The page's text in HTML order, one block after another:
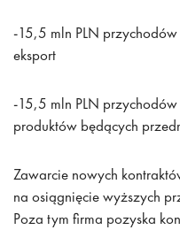
-15,5 mln PLN
eksport
-15,5 mln PLN
produktów będących
Zawarcie nowych
na osiągnięcie wyższych
Poza tym firma pozyska